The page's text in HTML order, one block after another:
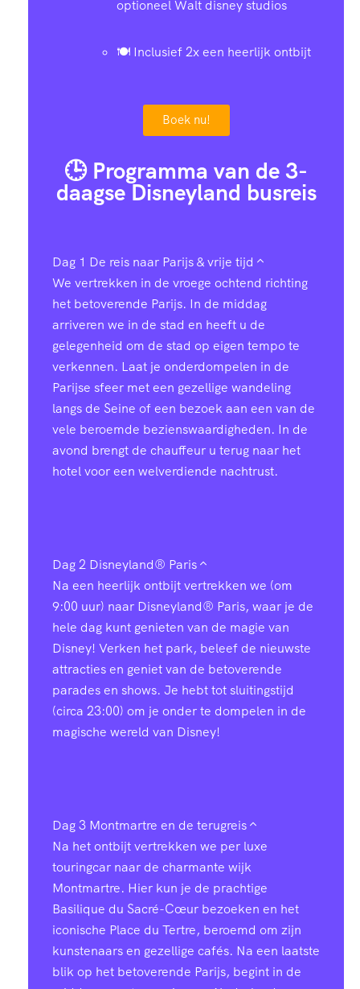
optioneel Walt disney studios
🍽️ Inclusief 2x een heerlijk ontbijt
Boek nu!
🕒 Programma van de 3-
daagse Disneyland busreis
Dag 1 De reis naar Parijs & vrije tijd
We vertrekken in de vroege ochtend richting
het betoverende Parijs. In de middag
arriveren we in de stad en heeft u de
gelegenheid om de stad op eigen tempo te
verkennen. Laat je onderdompelen in de
Parijse sfeer met een gezellige wandeling
langs de Seine of een bezoek aan een van de
vele beroemde bezienswaardigheden. In de
avond brengt de chauffeur u terug naar het
hotel voor een welverdiende nachtrust.
Dag 2 Disneyland® Paris
Na een heerlijk ontbijt vertrekken we (om
9:00 uur) naar Disneyland® Paris, waar je de
hele dag kunt genieten van de magie van
Disney! Verken het park, beleef de nieuwste
attracties en geniet van de betoverende
parades en shows. Je hebt tot sluitingstijd
(circa 23:00) om je onder te dompelen in de
magische wereld van Disney!
Dag 3 Montmartre en de terugreis
Na het ontbijt vertrekken we per luxe
touringcar naar de charmante wijk
Montmartre. Hier kun je de prachtige
Basilique du Sacré-Cœur bezoeken en het
iconische Place du Tertre, beroemd om zijn
kunstenaars en gezellige cafés. Na een laatste
blik op het betoverende Parijs, begint in de